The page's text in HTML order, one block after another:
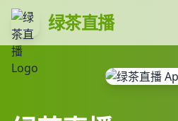
绿茶直播